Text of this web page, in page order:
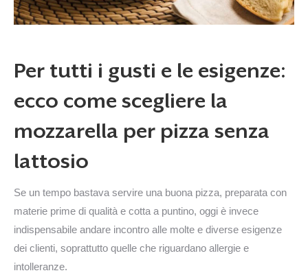
Per tutti i gusti e le esigenze:
ecco come scegliere la
mozzarella per pizza senza
lattosio
Se un tempo bastava servire una buona pizza, preparata con
materie prime di qualità e cotta a puntino, oggi è invece
indispensabile andare incontro alle molte e diverse esigenze
dei clienti, soprattutto quelle che riguardano allergie e
intolleranze.